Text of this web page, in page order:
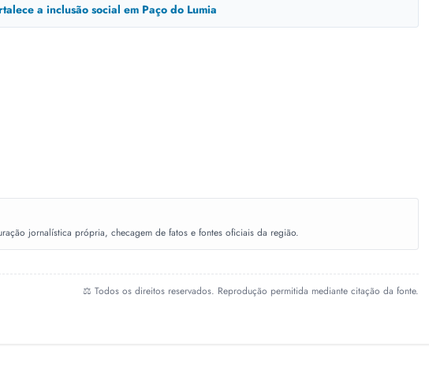
a inclusão social em Paço do Lumia
jornalística própria, checagem de fatos e fontes oficiais da região.
⚖️ Todos os direitos reservados. Reprodução permitida mediante citação da fonte.